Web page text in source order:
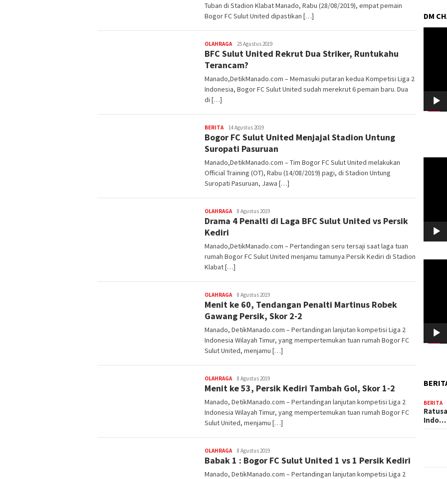
Tuban di Stadion Klabat Manado, Rabu (28/08/2019), empat pemain
Bogor FC Sulut United dipastikan […]
OLAHRAGA Redaktur
DetikManado
25 Agustus 2019
BFC Sulut United Rekrut Dua Striker, Runtukahu
Terancam?
Manado,DetikManado.com – Memasuki putaran kedua Kompetisi Liga 2
Indonesia, Bogor FC Sulut United sudah merekrut 6 pemain baru. Dua
di […]
BERITA Redaktur
DetikManado
14 Agustus 2019
Bogor FC Sulut United Menjajal Stadion Untung
Suropati Pasuruan
Manado,DetikManado.com – Tim Bogor FC Sulut United melakukan
Official Training (OT), Rabu (14/08/2019) pagi, di Stadion Untung
Suropati Pasuruan, Jawa […]
OLAHRAGA Redaktur
DetikManado
8 Agustus 2019
Drama 4 Penalti di Laga BFC Sulut United vs Persik
Kediri
Manado,DetikManado.com – Pertandingan seru tersaji saat laga tuan
rumah Bogor FC Sulut United menjamu tamunya Persik Kediri di Stadion
Klabat […]
OLAHRAGA Redaktur
DetikManado
8 Agustus 2019
Menit ke 60, Tendangan Penalti Martinus Robek
Gawang Persik, Skor 2-2
Manado, DetikManado.com – Pertandingan lanjutan kompetisi Liga 2
Indonesia Wilayah Timur, yang mempertemukan tuan rumah Bogor FC
Sulut United, menjamu […]
OLAHRAGA admin
8 Agustus 2019
Menit ke 53, Persik Kediri Tambah Gol, Skor 1-2
Manado, DetikManado.com – Pertandingan lanjutan kompetisi Liga 2
Indonesia Wilayah Timur, yang mempertemukan tuan rumah Bogor FC
Sulut United, menjamu […]
OLAHRAGA Redaktur
DetikManado
8 Agustus 2019
Babak 1 : Bogor FC Sulut United 1 vs 1 Persik Kediri
Manado, DetikManado.com – Pertandingan lanjutan kompetisi Liga 2
DM
BERITA
Indo…